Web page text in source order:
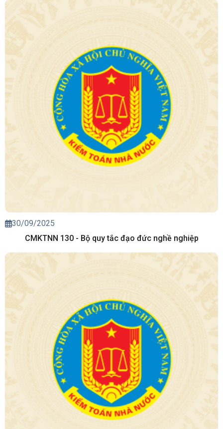
30/09/2025
CMKTNN 130 - Bộ quy tắc đạo đức nghề nghiệp